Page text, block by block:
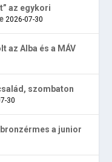
az egykori
2026-07-30
az Alba és a MÁV
szombaton
30
a junior